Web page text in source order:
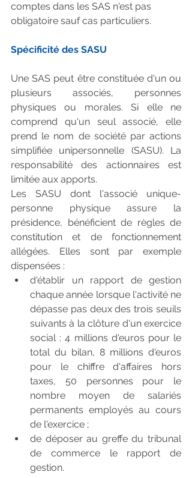
comptes dans les SAS n'est pas
obligatoire sauf cas particuliers.
Spécificité des SASU
Une SAS peut être constituée d'un ou
plusieurs associés, personnes
physiques ou morales. Si elle ne
comprend qu'un seul associé, elle
prend le nom de société par actions
simplifiée unipersonnelle (SASU). La
responsabilité des actionnaires est
limitée aux apports.
Les SASU dont l'associé unique-
personne physique assure la
présidence, bénéficient de règles de
constitution et de fonctionnement
allégées. Elles sont par exemple
dispensées :
d'établir un rapport de gestion
chaque année lorsque l'activité ne
dépasse pas deux des trois seuils
suivants à la clôture d'un exercice
social : 4 millions d'euros pour le
total du bilan, 8 millions d'euros
pour le chiffre d'affaires hors
taxes, 50 personnes pour le
nombre moyen de salariés
permanents employés au cours
de l'exercice ;
de déposer au greffe du tribunal
de commerce le rapport de
gestion.